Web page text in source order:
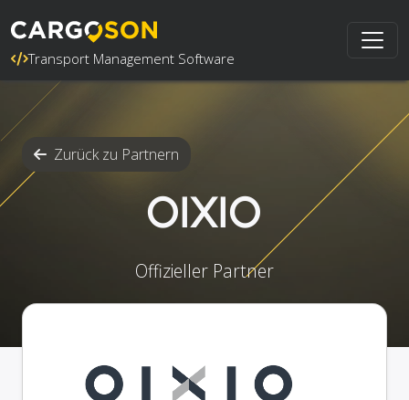
Transport Management Software
Zurück zu Partnern
OIXIO
Offizieller Partner